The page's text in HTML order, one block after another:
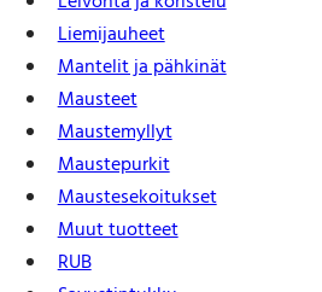
Liemijauheet
Mantelit ja pähkinät
Mausteet
Maustemyllyt
Maustepurkit
Mauste­sekoitukset
Muut tuotteet
RUB